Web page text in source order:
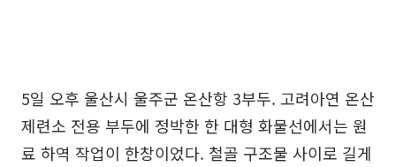
5일 오후 울산시 울주군 온산항 3부두. 고려아연 온산
제련소 전용 부두에 정박한 한 대형 화물선에서는 원
료 하역 작업이 한창이었다. 철골 구조물 사이로 길게